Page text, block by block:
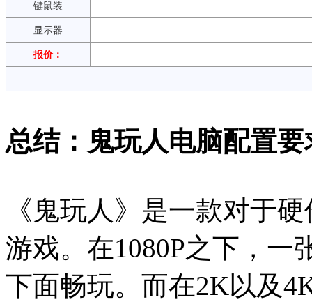
键鼠装
显示器
报价：
总结：鬼玩人电脑配置
《鬼玩人》是一款对于
游戏。在1080P之下，一
下面畅玩。而在2K以及